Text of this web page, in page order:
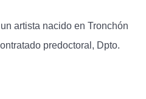
artista nacido en Tronchón
predoctoral, Dpto.